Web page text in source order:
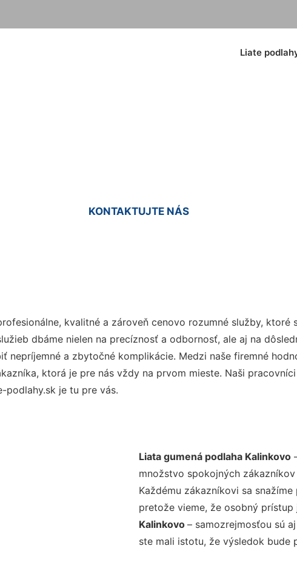
Liate
KONTAKTUJTE NÁS
kvalitné a zároveň cenovo rozumné služby,
dbáme nielen na precíznosť a odbornosť, ale aj na
nepríjemné a zbytočné komplikácie. Medzi naše firemné
ktorá je pre nás vždy na prvom mieste. Naši
podlahy.sk je tu pre vás.
Liata gumená podlaha Kalinkovo
množstvo spokojných
Každému zákazníkovi sa
pretože vieme, že osobný prístup
Kalinkovo – samozrejmosťou sú
ste mali istotu, že výsledok bude